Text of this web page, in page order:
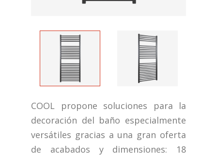
COOL propone soluciones para la
decoración del baño especialmente
versátiles gracias a una gran oferta
de acabados y dimensiones: 18